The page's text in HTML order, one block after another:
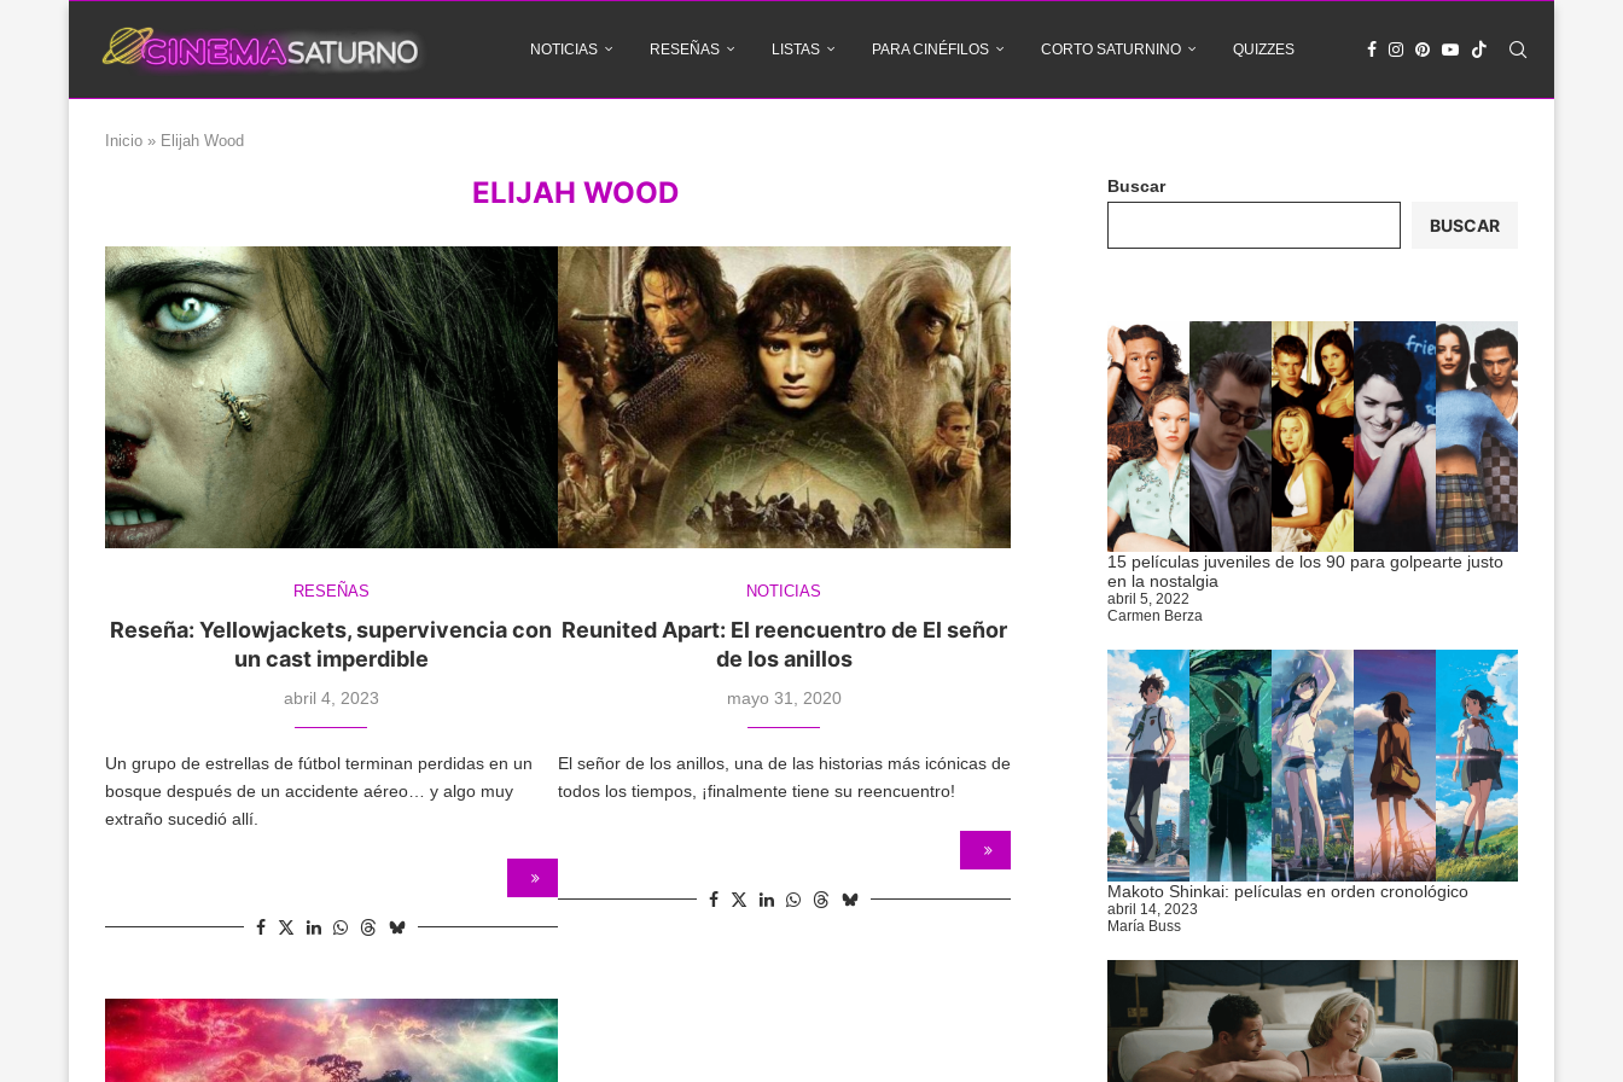
NOTICIAS RESEÑAS LISTAS PARA CINÉFILOS CORTO SATURNINO QUIZZES
Inicio » Elijah Wood
ELIJAH WOOD
RESEÑAS
Reseña: Yellowjackets, supervivencia con
un cast imperdible
abril 4, 2023
Un grupo de estrellas de fútbol terminan perdidas en un
bosque después de un accidente aéreo… y algo muy
extraño sucedió allí.
NOTICIAS
Reunited Apart: El reencuentro de El señor
de los anillos
mayo 31, 2020
El señor de los anillos, una de las historias más icónicas de
todos los tiempos, ¡finalmente tiene su reencuentro!
Buscar
BUSCAR
15 películas juveniles de los 90 para golpearte justo
en la nostalgia
abril 5, 2022
Carmen Berza
Makoto Shinkai: películas en orden cronológico
abril 14, 2023
María Buss